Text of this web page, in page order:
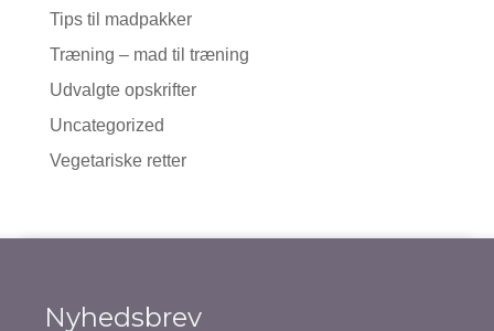
Tips til madpakker
Træning – mad til træning
Udvalgte opskrifter
Uncategorized
Vegetariske retter
Nyhedsbrev